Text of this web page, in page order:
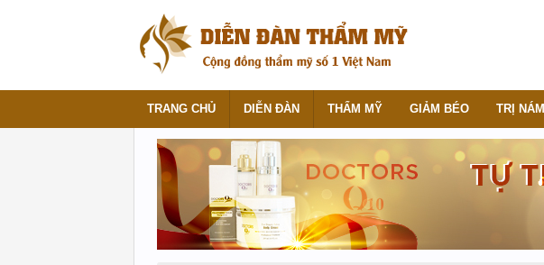
TRANG CHỦ DIỄN ĐÀN THẨM MỸ GIẢM BÉO TRỊ NÁM